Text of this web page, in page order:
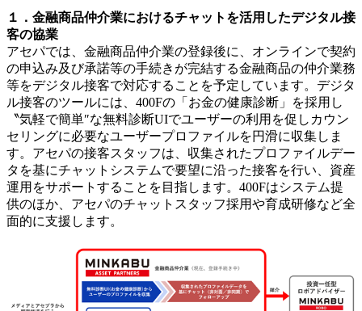
１．金融商品仲介業におけるチャットを活用したデジタル接
客の協業
アセパでは、金融商品仲介業の登録後に、オンラインで契約
の申込み及び承諾等の手続きが完結する金融商品の仲介業務
等をデジタル接客で対応することを予定しています。デジタ
ル接客のツールには、400Fの「お金の健康診断」を採用し
〝気軽で簡単″な無料診断UIでユーザーの利用を促しカウン
セリングに必要なユーザープロファイルを円滑に収集しま
す。アセパの接客スタッフは、収集されたプロファイルデー
タを基にチャットシステムで要望に沿った接客を行い、資産
運用をサポートすることを目指します。400Fはシステム提
供のほか、アセパのチャットスタッフ採用や育成研修など全
面的に支援します。